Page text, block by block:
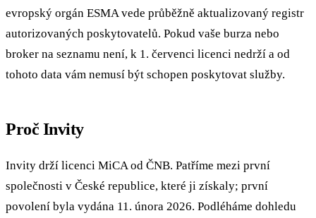
evropský orgán ESMA vede průběžně aktualizovaný registr
autorizovaných poskytovatelů. Pokud vaše burza nebo
broker na seznamu není, k 1. červenci licenci nedrží a od
tohoto data vám nemusí být schopen poskytovat služby.
Proč Invity
Invity drží licenci MiCA od ČNB. Patříme mezi první
společnosti v České republice, které ji získaly; první
povolení byla vydána 11. února 2026. Podléháme dohledu